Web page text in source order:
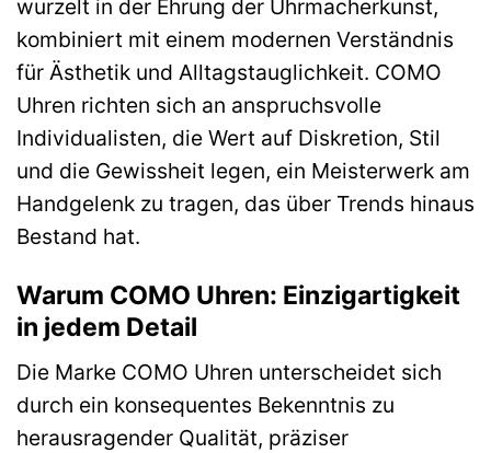
wurzelt in der Ehrung der Uhrmacherkunst,
kombiniert mit einem modernen Verständnis
für Ästhetik und Alltagstauglichkeit. COMO
Uhren richten sich an anspruchsvolle
Individualisten, die Wert auf Diskretion, Stil
und die Gewissheit legen, ein Meisterwerk am
Handgelenk zu tragen, das über Trends hinaus
Bestand hat.
Warum COMO Uhren: Einzigartigkeit
in jedem Detail
Die Marke COMO Uhren unterscheidet sich
durch ein konsequentes Bekenntnis zu
herausragender Qualität, präziser